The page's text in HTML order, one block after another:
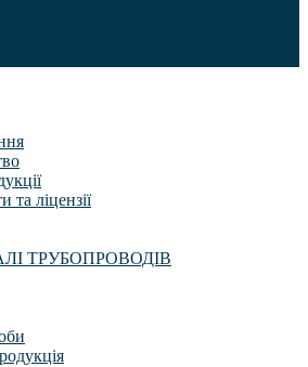
та ліцензії
ТРУБОПРОВОДІВ